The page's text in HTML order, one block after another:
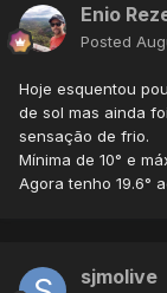
Enio
Posted
Hoje esquentou
de sol mas ainda
sensação de frio.
Mínima de 10° e
Agora tenho 19.6°
sjmolive